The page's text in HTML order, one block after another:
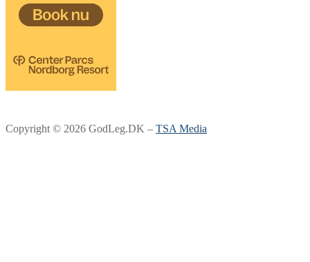
Copyright © 2026 GodLeg.DK – TSA Media